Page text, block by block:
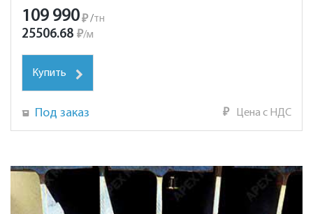
109 990₽ /тн
25506.68 ₽/м
Купить
Под заказ ₽ Цена с НДС